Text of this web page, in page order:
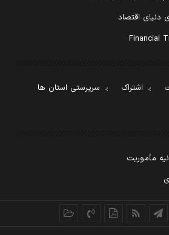
دنیای اقتصاد
اشتراک
سرپرستی استان ها
مأموریت